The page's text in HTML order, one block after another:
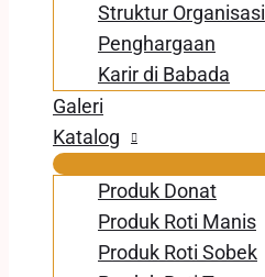
Struktur Organisasi
Penghargaan
Karir di Babada
Galeri
Katalog
Produk Donat
Produk Roti Manis
Produk Roti Sobek